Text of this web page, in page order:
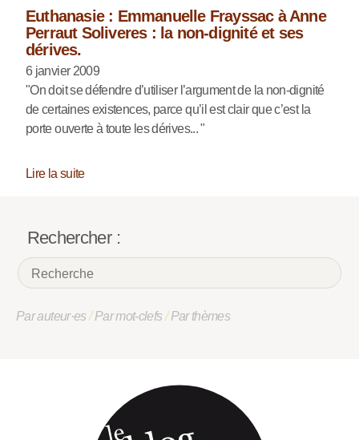
Euthanasie : Emmanuelle Frayssac à Anne
Perraut Soliveres : la non-dignité et ses
dérives.
6 janvier 2009
"On doit se défendre d’utiliser l’argument de la non-dignité
de certaines existences, parce qu’il est clair que c’est la
porte ouverte à toute les dérives... "
Lire la suite
Rechercher :
Par auteur·es/Par mot-clefs/Par thèmes